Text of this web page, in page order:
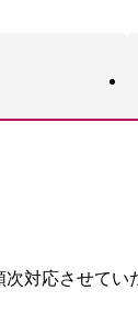
対応させてい